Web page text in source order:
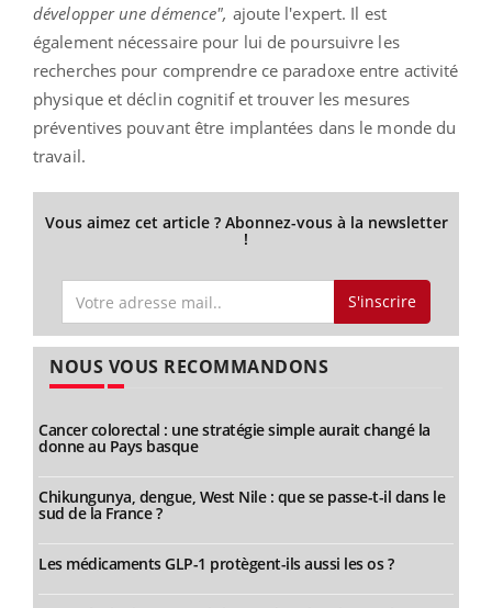
développer une démence", ajoute l'expert. Il est
également nécessaire pour lui de poursuivre les
recherches pour comprendre ce paradoxe entre activité
physique et déclin cognitif et trouver les mesures
préventives pouvant être implantées dans le monde du
travail.
Vous aimez cet article ? Abonnez-vous à la newsletter
!
S'inscrire
NOUS VOUS RECOMMANDONS
Cancer colorectal : une stratégie simple aurait changé la
donne au Pays basque
Chikungunya, dengue, West Nile : que se passe-t-il dans le
sud de la France ?
Les médicaments GLP-1 protègent-ils aussi les os ?